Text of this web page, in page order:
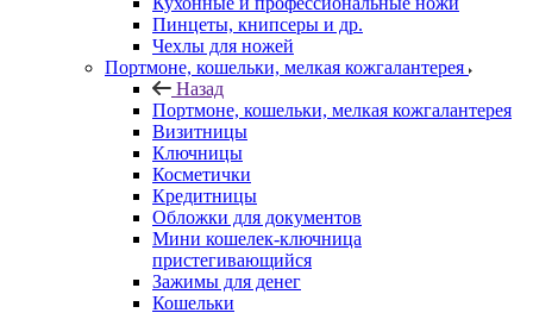
Пинцеты, книпсеры и др.
Чехлы для ножей
Портмоне, кошельки, мелкая кожгалантерея
Назад
Портмоне, кошельки, мелкая кожгалантерея
Визитницы
Ключницы
Косметички
Кредитницы
Обложки для документов
Мини кошелек-ключница
пристегивающийся
Зажимы для денег
Кошельки